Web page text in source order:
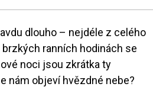
dlouho – nejdéle z celého
ranních hodinách se
noci jsou zkrátka ty
nám objeví hvězdné nebe?